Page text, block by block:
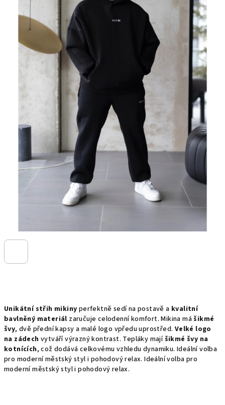
Unikátní střih mikiny perfektně sedí na postavě a kvalitní
bavlněný materiál zaručuje celodenní komfort. Mikina mášikmé
švy, dvě přední kapsy a malé logo vpředu uprostřed. Velké logo
na zádech vytváří výrazný kontrast. Tepláky majíšikmé švy na
kotnících, což dodává celkovému vzhledu dynamiku. Ideální volba
pro moderní městský styl i pohodový relax. Ideální volba pro
moderní městský styl i pohodový relax.